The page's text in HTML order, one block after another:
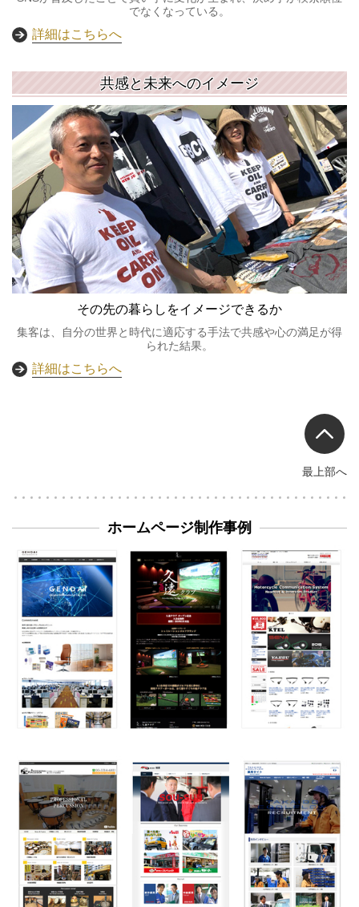
でなくなっている。
詳細はこちらへ
共感と未来へのイメージ
その先の暮らしをイメージできるか
集客は、自分の世界と時代に適応する手法で共感や心の満足が得
られた結果。
詳細はこちらへ
最上部へ
ホームページ制作事例